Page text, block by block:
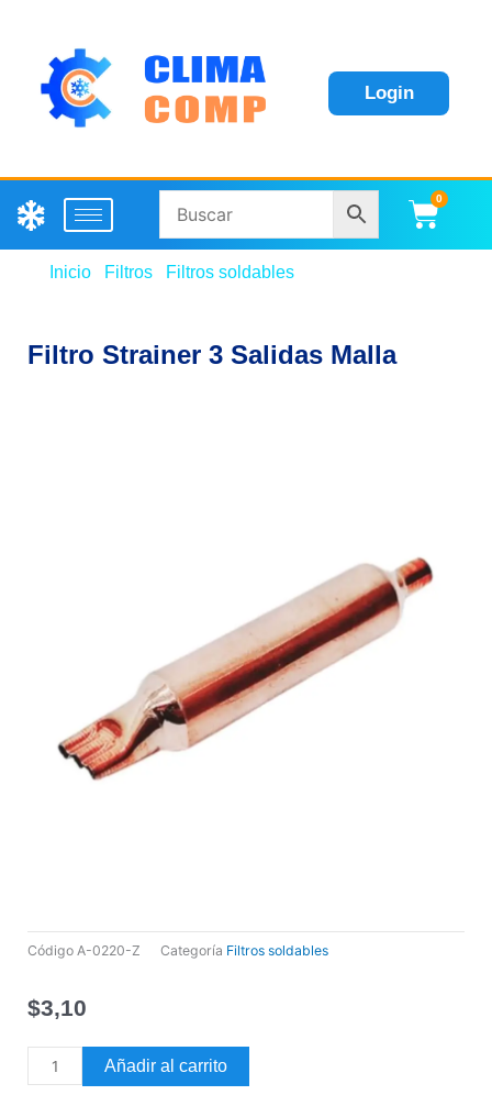
Login
0
Inicio Filtros Filtros soldables
Filtro Strainer 3 Salidas Malla
Código A-0220-Z Categoría Filtros soldables
$3,10
Filtro
Strainer
Añadir al carrito